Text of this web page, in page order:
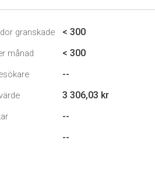
granskade < 300
månad < 300
--
3 306,03 kr
--
--